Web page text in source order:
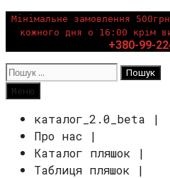
Перейти
вмісту
Мінімальне замовлення
кожного дня о 16:00 крім
+380-99-
Пошук:
Пошук
Меню
каталог_2.0_beta |
Про нас |
Каталог пляшок |
Таблиця пляшок |